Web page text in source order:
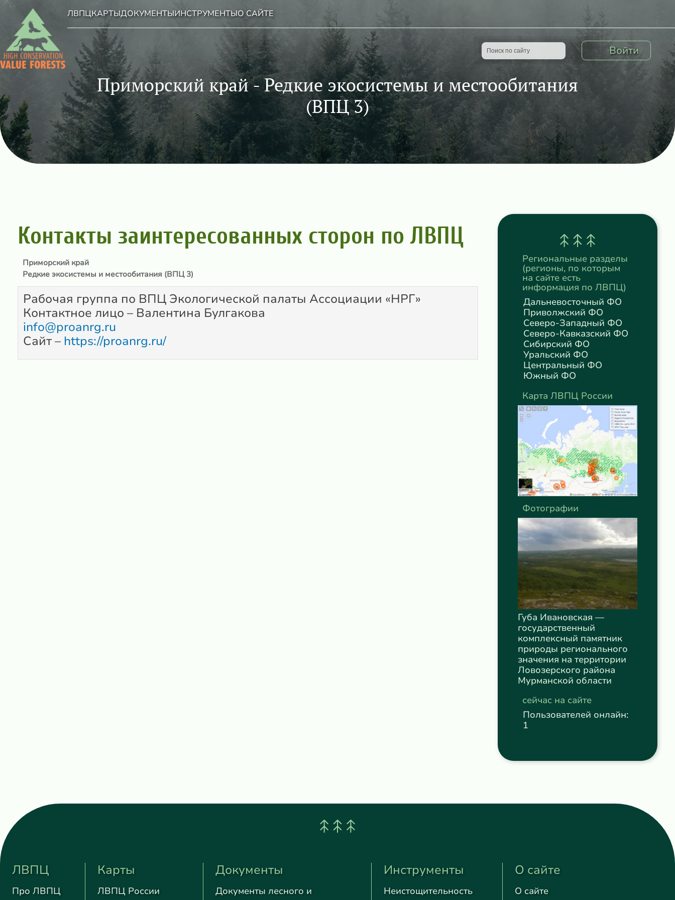
ЛВПЦКАРТЫДОКУМЕНТЫИНСТРУМЕНТЫО САЙТЕ
Войти
Приморский край - Редкие экосистемы и местообитания
(ВПЦ 3)
Контакты заинтересованных сторон по ЛВПЦ
Приморский край
Редкие экосистемы и местообитания (ВПЦ 3)
Рабочая группа по ВПЦ Экологической палаты Ассоциации «НРГ»
Контактное лицо – Валентина Булгакова
info@proanrg.ru
Сайт – https://proanrg.ru/
Региональные разделы
(регионы, по которым
на сайте есть
информация по ЛВПЦ)
Дальневосточный ФО
Приволжский ФО
Северо-Западный ФО
Северо-Кавказский ФО
Сибирский ФО
Уральский ФО
Центральный ФО
Южный ФО
Карта ЛВПЦ России
Фотографии
Губа Ивановская —
государственный
комплексный памятник
природы регионального
значения на территории
Ловозерского района
Мурманской области
сейчас на сайте
Пользователей онлайн:
1
ЛВПЦ
Про ЛВПЦ
Карты
ЛВПЦ России
Документы
Документы лесного и
Инструменты
Неистощительность
О сайте
О сайте